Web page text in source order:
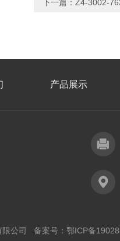
下一篇： Z4-3002-
产品展示
公司 备案号： 鄂ICP备